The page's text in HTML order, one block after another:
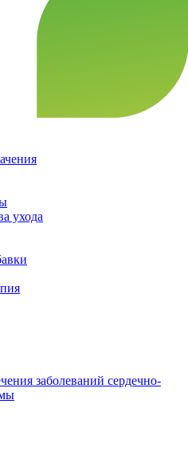
ухода
заболеваний сердечно-